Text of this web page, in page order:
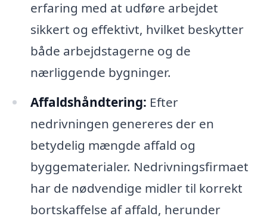
erfaring med at udføre arbejdet
sikkert og effektivt, hvilket beskytter
både arbejdstagerne og de
nærliggende bygninger.
Affaldshåndtering: Efter
nedrivningen genereres der en
betydelig mængde affald og
byggematerialer. Nedrivningsfirmaet
har de nødvendige midler til korrekt
bortskaffelse af affald, herunder